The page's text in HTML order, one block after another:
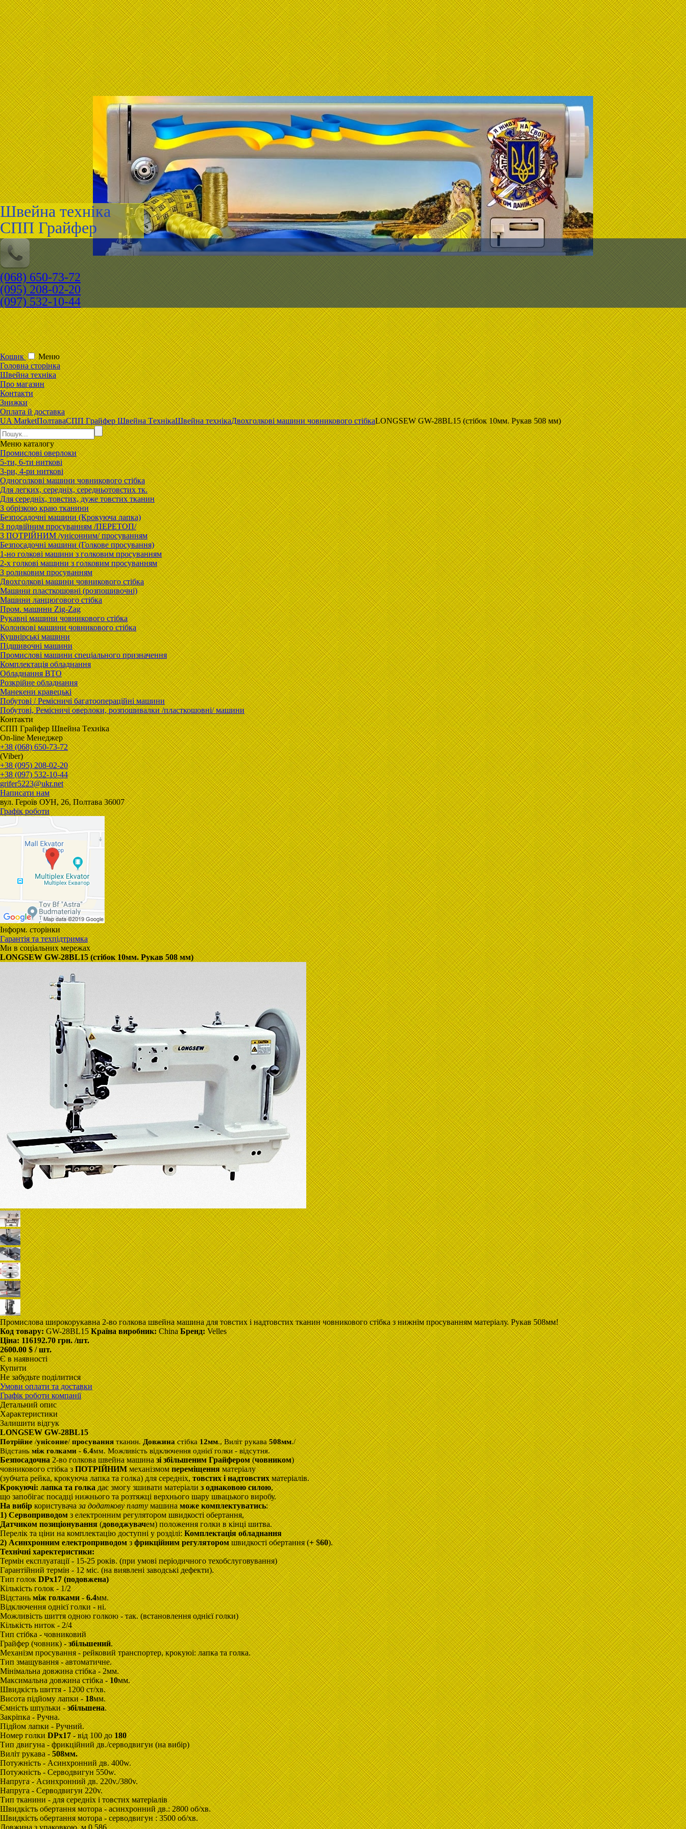
Швейна техніка
СПП Грайфер
(068) 650-73-72
(095) 208-02-20
(097) 532-10-44
Кошик
Меню
Головна сторiнка
Швейна техніка
Про магазин
Контакти
Знижки
Оплата й доставка
UA MarketПолтаваCПП Гpaйфep Швeйна ТexнiкаШвейна технікаДвохголкові машини човникового стібкаLONGSEW GW-28BL15 (стібок 10мм. Рукав 508 мм)
Менюкаталогу
Промислові оверлоки
5-ти, 6-ти ниткові
3-ри, 4-ри ниткові
Одноголкові машини човникового стібка
Для легких, середніх, середньотовстих тк.
Для середніх, товстих, дуже товстих тканин
З обрізкою краю тканини
Безпосадочні машини (Крокуюча лапка)
З подвійним просуванням /ПЕРЕТОП/
З ПОТРІЙНИМ /унісонним/ просуванням
Безпосадочні машини (Голкове просування)
1-но голкові машини з голковим просуванням
2-х голкові машини з голковим просуванням
З роликовим просуванням
Двохголкові машини човникового стібка
Машини пласткошовні (розпошивочні)
Машини ланцюгового стібка
Пром. машини Zig-Zag
Рукавні машини човникового стібка
Колонкові машини човникового стібка
Кушнірські машини
Підшивочні машини
Промислові машини спеціального призначення
Комплектація обладнання
Обладнання ВТО
Розкрійне обладнання
Манекени кравецькі
Побутові / Ремісничі багатоопераційні машини
Побутові, Ремісничі oверлоки, розпошивалки /пласткошовні/ машини
Контакти
CПП Гpaйфep Швeйна Тexнiка
On-line Менеджер
+38 (068) 650-73-72
(Viber)
+38 (095) 208-02-20
+38 (097) 532-10-44
grifer5223@ukr.net
Написати нам
вул. Героїв ОУН, 26, Полтава 36007
Графік роботи
Інформ. сторінки
Гарантія та техпідтримка
Ми в соціальних мережах
LONGSEW GW-28BL15 (стібок 10мм. Рукав 508 мм)
Промислова широкорукавна 2-во голкова швейна машина для товстих і надтовстих тканин човникового стібка з нижнім просуванням матеріалу. Рукав 508мм!
Код товару:GW-28BL15 Країна виробник:China Бренд:Velles
Ціна:116192.70 грн./шт.
2600.00 $ / шт.
Є в наявності
Купити
Не забудьте поділитися
Умови оплати та доставки
Графік роботи компанії
Детальний опис
Характеристики
Залишити відгук
LONGSEW GW-28BL15
Потрійне/унісонне/просуваннятканин.Довжинастібка12мм., Виліт рукава508мм./
Відстаньміж голками -6.4мм. Можливість відключення однієї голки - відсутня.
Безпосадочна2-во голкова швейна машиназі збільшеним Грайфером(човником)
човникового стібка зПОТРІЙНИМмеханізмомпереміщенняматеріалу
(зубчата рейка, крокуюча лапка та голка) для середніх,товстих і надтовстихматеріалів.
Крокуючi: лапка та голкадає змогу зшивати матеріализ однаковою силою,
що запобігає посадці нижнього та розтяжці верхнього шару швацького виробу.
На вибіркористувачаза додаткову платумашинаможе комплектуватись:
1) Сервоприводомз електронним регулятором швидкості обертання,
Датчиком позиціонування(доводжувачем) положення голки в кінці шитва.
Перелік та ціни на комплектацію доступні у розділі:Комплектація обладнання
2) Асинхроннимелектроприводомзфрикційнимрегуляторомшвидкості обертання (+$60).
Технічні харектеристики:
Термін експлуатації - 15-25 років. (при умові періодичного техобслуговування)
Гарантійний термін - 12 міс. (на виявлені заводські дефекти).
Тип голокDPx17 (подовжена)
Кількість голок - 1/2
Відстаньміж голками- 6.4мм.
Відключення однієї голки - ні.
Можливість шиття одною голкою - так. (встановлення однієї голки)
Кількість ниток - 2/4
Тип стібка - човниковий
Грайфер (човник) -збільшений.
Механізм просування - рейковий транспортер, крокуюі: лапка та голка.
Тип змащування - автоматичне.
Мінімальна довжина стібка - 2мм.
Максимальна довжина стібка -10мм.
Швидкість шиття - 1200 ст/хв.
Висота підйому лапки -18мм.
Ємність шпульки -збільшена.
Закріпкa - Ручна.
Підйом лапки - Ручний.
Номер голкиDPx17- від 100 до180
Тип двигуна - фрикційний дв./cерводвигун (на вибір)
Виліт рукава -508мм.
Потужність - Асинхронний дв. 400w.
Потужність - Серводвигун 550w.
Напруга - Асинхронний дв. 220v./380v.
Напруга - Серводвигун 220v.
Тип тканини - для середніх і товстих матеріалів
Швидкість обертання мотора - асинхронний дв.: 2800 об/хв.
Швидкість обертання мотора - серводвигун : 3500 об/хв.
Довжина з упаковкою, м 0.586